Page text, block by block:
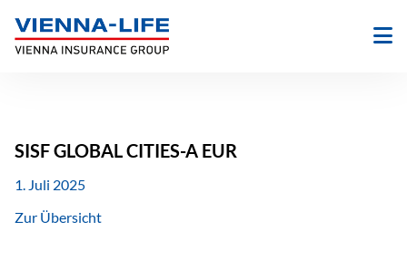
Inhalt
springen
SISF GLOBAL CITIES-A EUR
1. Juli 2025
Zur Übersicht